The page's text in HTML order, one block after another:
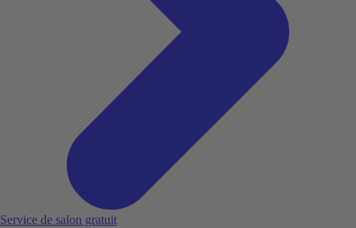
Service de salon gratuit